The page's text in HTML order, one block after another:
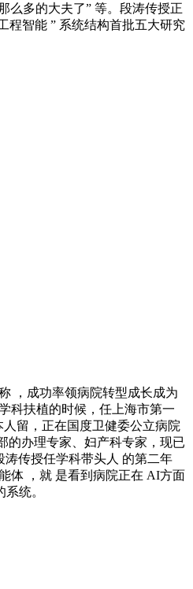
么多的大夫了” 等。段涛传授正
程智能 ” 系统结构首批五大研究
，成功率领病院转型成长成为
科扶植的时候，任上海市第一
留，正在国度卫健委公立病院
的办理专家、妇产科专家，现已
传授任学科带头人 的第二年
体 ，就 是看到病院正在 AI方面
统。